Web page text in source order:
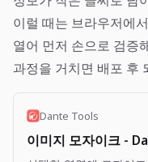
이럴 때는 브라우저에
열어 먼저 손으로 검증
과정을 거치면 배포 후
Dante Tools
이미지 모자이크 -